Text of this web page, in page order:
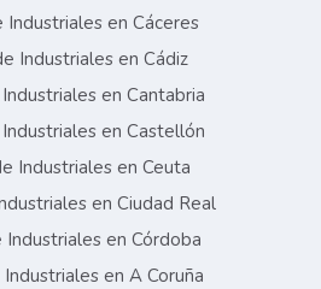
Industriales en Cáceres
Industriales en Cádiz
en Cantabria
en Castellón
Industriales en Ceuta
en Ciudad Real
Industriales en Córdoba
en A Coruña